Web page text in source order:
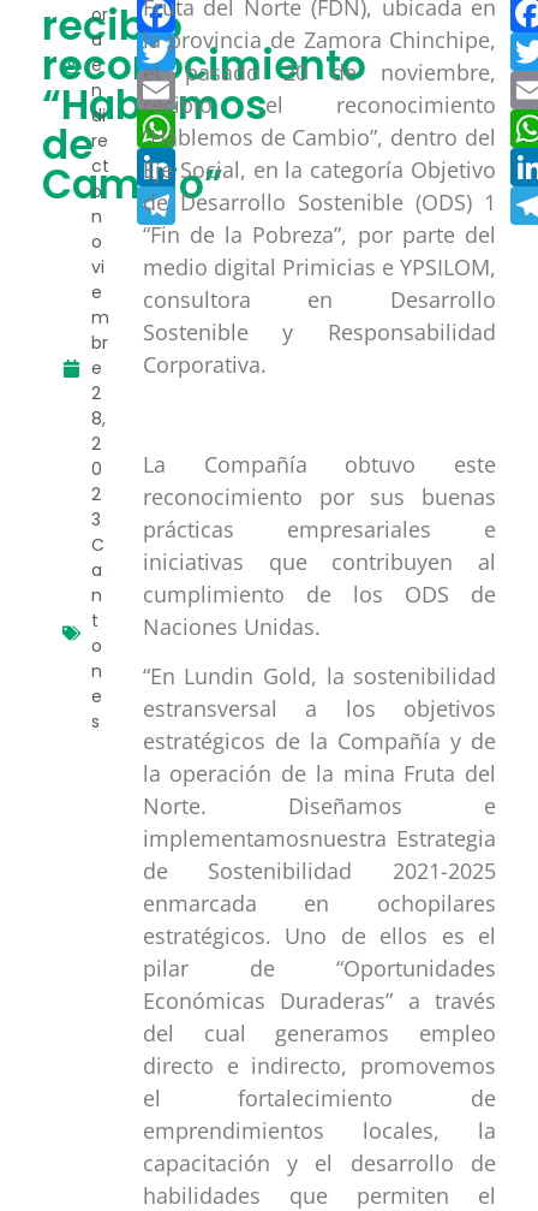
recibió
reconocimiento
“Hablemos
de
Cambio”
or
a
e
n
di
re
ct
o
n
o
vi
e
m
br
e
2
8,
2
0
2
3
C
a
n
t
o
n
e
s
Twitter
Email
WhatsApp
LinkedIn
Telegram
Fruta del Norte (FDN), ubicada en
la provincia de Zamora Chinchipe,
el pasado 20 de noviembre,
recibió el reconocimiento
“Hablemos de Cambio”, dentro del
Eje Social, en la categoría Objetivo
de Desarrollo Sostenible (ODS) 1
“Fin de la Pobreza”, por parte del
medio digital Primicias e YPSILOM,
consultora en Desarrollo
Sostenible y Responsabilidad
Corporativa.
La Compañía obtuvo este
reconocimiento por sus buenas
prácticas empresariales e
iniciativas que contribuyen al
cumplimiento de los ODS de
Naciones Unidas.
“En Lundin Gold, la sostenibilidad
estransversal a los objetivos
estratégicos de la Compañía y de
la operación de la mina Fruta del
Norte. Diseñamos e
implementamosnuestra Estrategia
de Sostenibilidad 2021-2025
enmarcada en ochopilares
estratégicos. Uno de ellos es el
pilar de “Oportunidades
Económicas Duraderas” a través
del cual generamos empleo
directo e indirecto, promovemos
el fortalecimiento de
emprendimientos locales, la
capacitación y el desarrollo de
habilidades que permiten el